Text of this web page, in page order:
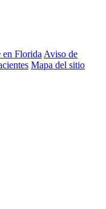
en Florida Aviso de
Mapa del sitio